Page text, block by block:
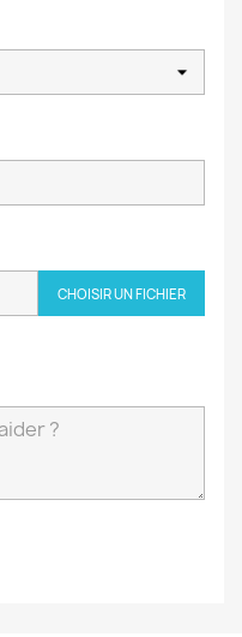
CHOISIR UN FICHIER